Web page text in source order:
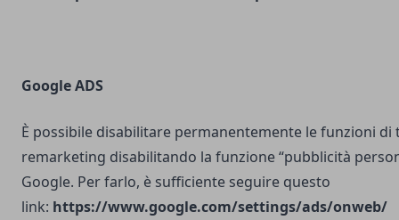
Google ADS
È possibile disabilitare permanentemente le funzioni di
remarketing disabilitando la funzione “pubblicità
Google. Per farlo, è sufficiente seguire questo
link: https://www.google.com/settings/ads/onweb/